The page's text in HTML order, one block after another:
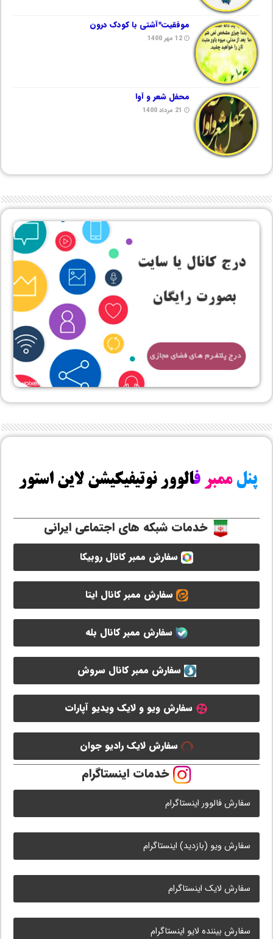
موفقیت*آشتی با کودک درون
12 مهر 1400
محفل شعر و آوا
21 مرداد 1400
خدمات شبکه های اجتماعی ایرانی
سفارش ممبر کانال روبیکا
سفارش ممبر کانال ایتا
سفارش ممبر کانال بله
سفارش ممبر کانال سروش
سفارش ویو و لایک ویدیو آپارات
سفارش لایک رادیو جوان
خدمات اینستاگرام
سفارش فالوور اینستاگرام
سفارش ویو (بازدید) اینستاگرام
سفارش لایک اینستاگرام
سفارش بیننده لایو اینستاگرام